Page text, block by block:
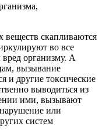
веществ скапливаются
во все
организму. А
вызывание
и другие токсические
выводиться из
ими, вызывают
или
систем